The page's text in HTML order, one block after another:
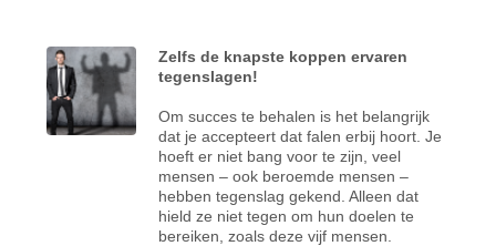
Zelfs de knapste koppen ervaren
tegenslagen!
Om succes te behalen is het belangrijk
dat je accepteert dat falen erbij hoort. Je
hoeft er niet bang voor te zijn, veel
mensen – ook beroemde mensen –
hebben tegenslag gekend. Alleen dat
hield ze niet tegen om hun doelen te
bereiken, zoals deze vijf mensen.